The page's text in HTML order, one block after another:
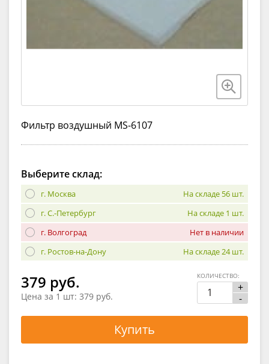
Фильтр воздушный MS-6107
Выберите склад:
г. Москва
На складе 56 шт.
г. С.-Петербург
На складе 1 шт.
г. Волгоград
Нет в наличии
г. Ростов-на-Дону
На складе 24 шт.
379 руб.
Цена за 1 шт: 379 руб.
+
-
КОЛИЧЕСТВО:
Купить